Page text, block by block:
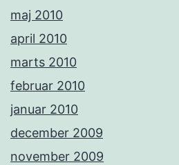
maj 2010
april 2010
marts 2010
februar 2010
januar 2010
december 2009
november 2009